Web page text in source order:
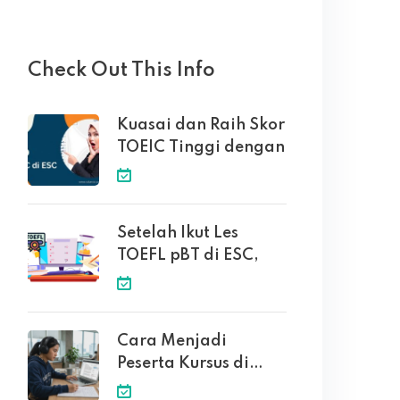
Check Out This Info
Kuasai dan Raih Skor
TOEIC Tinggi dengan
Setelah Ikut Les
TOEFL pBT di ESC,
Cara Menjadi
Peserta Kursus di
English Solution